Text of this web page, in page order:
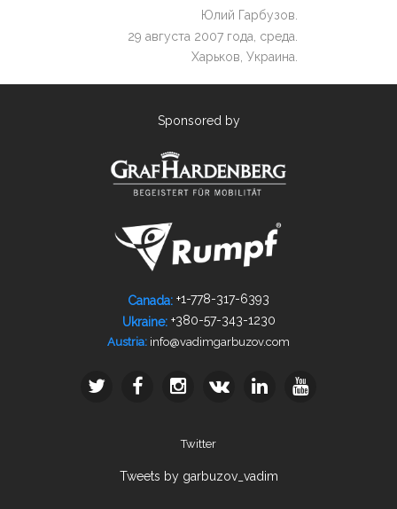
Юлий Гарбузов.
29 августа 2007 года, среда.
Харьков, Украина.
Sponsored by
Canada: +1-778­-317-­6393
Ukraine:+380-­57-­343-­1230
Austria: info@vadimgarbuzov.com
Twitter
Tweets by garbuzov_vadim